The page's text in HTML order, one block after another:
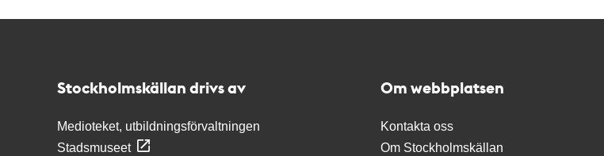
Stockholmskällan drivs av
Medioteket, utbildningsförvaltningen
Stadsmuseet
Om webbplatsen
Kontakta oss
Om Stockholmskällan